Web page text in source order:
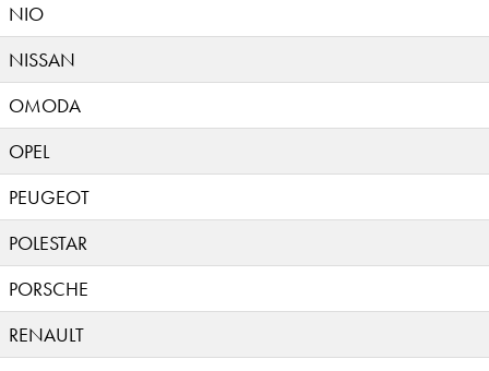
NIO
NISSAN
OMODA
OPEL
PEUGEOT
POLESTAR
PORSCHE
RENAULT